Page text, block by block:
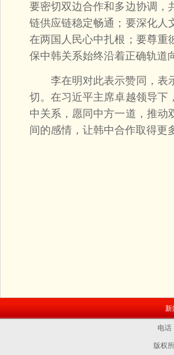
要密切双边合作和多边协调，
链供应链稳定畅通；要深化人
在两国人民心中扎根；要尊重
保中韩关系始终沿着正确轨道
李在明对此表示赞同，表示
切。在习近平主席卓越领导下
中关系，愿同中方一道，推动
间的感情，让韩中合作取得更
新
电话
版权